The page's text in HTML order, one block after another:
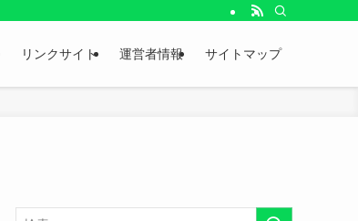
リンクサイト 運営者情報 サイトマップ